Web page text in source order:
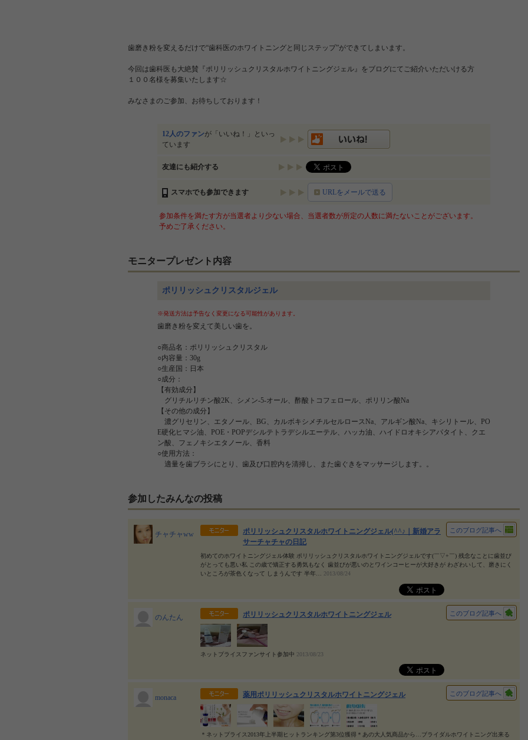
歯磨き粉を変えるだけで“歯科医のホワイトニングと同じステップ”ができてしまいます。
今回は歯科医も大絶賛『ポリリッシュクリスタルホワイトニングジェル』をブログにてご紹介いただいける方
１００名様を募集いたします☆
みなさまのご参加、お待ちしております！
12人のファンが「いいね！」といっ
ています
友達にも紹介する
スマホでも参加できます URLをメールで送る
参加条件を満たす方が当選者より少ない場合、当選者数が所定の人数に満たないことがございます。
予めご了承ください。
モニタープレゼント内容
ポリリッシュクリスタルジェル
※発送方法は予告なく変更になる可能性があります。
歯磨き粉を変えて美しい歯を。
○商品名：ポリリッシュクリスタル
○内容量：30g
○生産国：日本
○成分：
【有効成分】
グリチルリチン酸2K、シメン-5-オール、酢酸トコフェロール、ポリリン酸Na
【その他の成分】
濃グリセリン、エタノール、BG、カルボキシメチルセルロースNa、アルギン酸Na、キシリトール、PO
E硬化ヒマシ油、POE・POPデシルテトラデシルエーテル、ハッカ油、ハイドロオキシアパタイト、クエ
ン酸、フェノキシエタノール、香料
○使用方法：
適量を歯ブラシにとり、歯及び口腔内を清掃し、また歯ぐきをマッサージします。。
参加したみんなの投稿
チャチャww
ポリリッシュクリスタルホワイトニングジェル(^^♪｜新婚アラ
サーチャチャの日記
初めてのホワイトニングジェル体験 ポリリッシュクリスタルホワイトニングジェルです(￣▽+￣) 残念なことに歯並び
がとっても悪い私 この歳で矯正する勇気もなく 歯並びが悪いのとワインコーヒーが大好きが わざわいして、磨きにく
いところが茶色くなって しまうんです 半年… 2013/08/24
このブログ記事へ
のんたん ポリリッシュクリスタルホワイトニングジェル
ネットプライスファンサイト参加中 2013/08/23
このブログ記事へ
monaca 薬用ポリリッシュクリスタルホワイトニングジェル
＊ネットプライス2013年上半期ヒットランキング第3位獲得＊あの大人気商品から…ブライダルホワイトニング出来る
このブログ記事へ